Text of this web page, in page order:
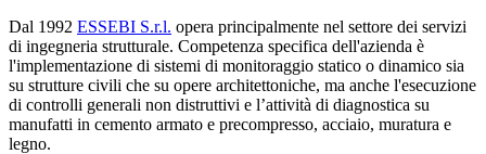
Dal 1992 ESSEBI S.r.l. opera principalmente nel settore dei servizi
di ingegneria strutturale. Competenza specifica dell'azienda è
l'implementazione di sistemi di monitoraggio statico o dinamico sia
su strutture civili che su opere architettoniche, ma anche l'esecuzione
di controlli generali non distruttivi e l’attività di diagnostica su
manufatti in cemento armato e precompresso, acciaio, muratura e
legno.